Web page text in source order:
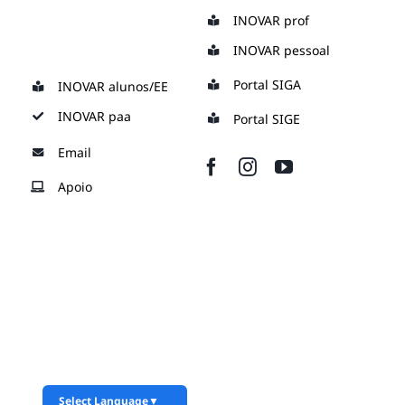
content
INOVAR prof
INOVAR pessoal
INOVAR alunos/EE
INOVAR paa
Portal SIGA
Portal SIGE
Email
Apoio
Select Language▼